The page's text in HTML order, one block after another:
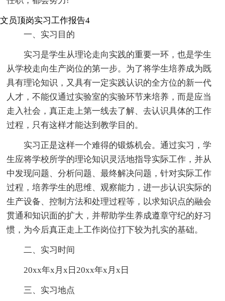
文员顶岗实习工作报告4
一、实习目的
实习是学生从理论走向实践的重要一环，也是学生
从学校走向生产岗位的第一步。为了将学生培养成为既
具有理论知识，又具有一定实践认识的全方位的新一代
人才，不能仅通过实验室的实验环节来培养，而是应当
走入社会，真正走上第一线去了解、去认识具体的工作
过程，只有这样才能达到教学目的。
实习正是这样一个难得的锻炼机会。通过实习，学
生应将学校所学的理论知识灵活地指导实际工作，并从
中发现问题、分析问题、最终解决问题，针对实际工作
过程，培养学生的思维、观察能力，进一步认识实际的
生产设备、控制方法和处理过程等，以求知识点的融会
贯通和知识面的扩大，并帮助学生养成遵章守纪的好习
惯，为今后真正走上工作岗位打下较为扎实的基础。
二、实习时间
20xx年x月x日20xx年x月x日
三、实习地点